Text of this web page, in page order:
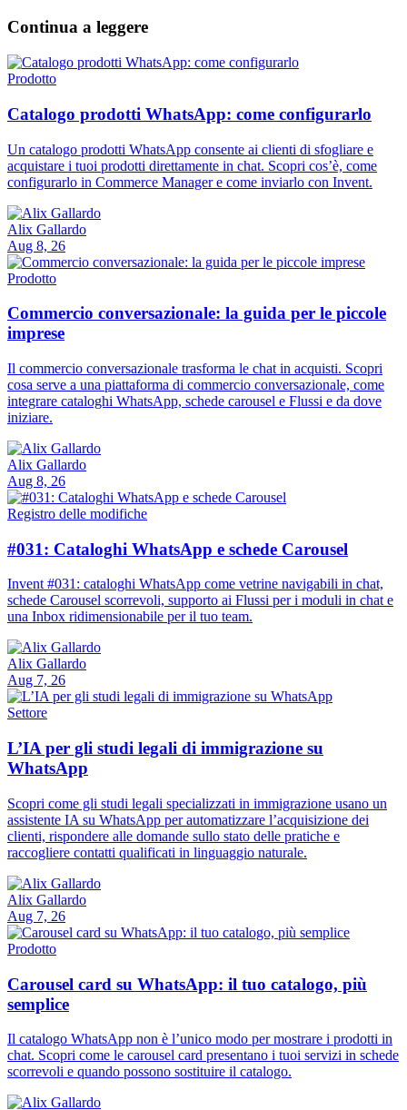
Continua a leggere
Prodotto
Catalogo prodotti WhatsApp: come configurarlo
Un catalogo prodotti WhatsApp consente ai clienti di sfogliare e
acquistare i tuoi prodotti direttamente in chat. Scopri cos’è, come
configurarlo in Commerce Manager e come inviarlo con Invent.
Alix Gallardo
Aug 8, 26
Prodotto
Commercio conversazionale: la guida per le piccole
imprese
Il commercio conversazionale trasforma le chat in acquisti. Scopri
cosa serve a una piattaforma di commercio conversazionale, come
integrare cataloghi WhatsApp, schede carousel e Flussi e da dove
iniziare.
Alix Gallardo
Aug 8, 26
Registro delle modifiche
#031: Cataloghi WhatsApp e schede Carousel
Invent #031: cataloghi WhatsApp come vetrine navigabili in chat,
schede Carousel scorrevoli, supporto ai Flussi per i moduli in chat e
una Inbox ridimensionabile per il tuo team.
Alix Gallardo
Aug 7, 26
Settore
L’IA per gli studi legali di immigrazione su
WhatsApp
Scopri come gli studi legali specializzati in immigrazione usano un
assistente IA su WhatsApp per automatizzare l’acquisizione dei
clienti, rispondere alle domande sullo stato delle pratiche e
raccogliere contatti qualificati in linguaggio naturale.
Alix Gallardo
Aug 7, 26
Prodotto
Carousel card su WhatsApp: il tuo catalogo, più
semplice
Il catalogo WhatsApp non è l’unico modo per mostrare i prodotti in
chat. Scopri come le carousel card presentano i tuoi servizi in schede
scorrevoli e quando possono sostituire il catalogo.